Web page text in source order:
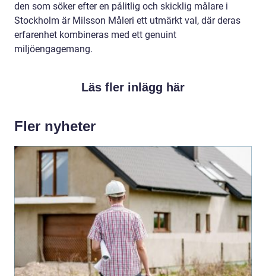
den som söker efter en pålitlig och skicklig målare i
Stockholm är Milsson Måleri ett utmärkt val, där deras
erfarenhet kombineras med ett genuint
miljöengagemang.
Läs fler inlägg här
Fler nyheter